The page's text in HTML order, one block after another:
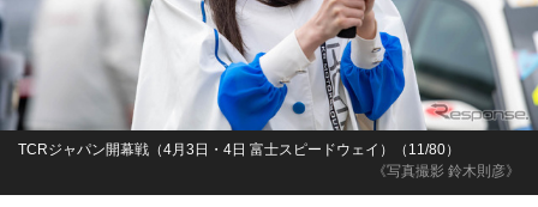
《写真撮影 鈴木則彦》
TCRジャパン開幕戦（4月3日・4日 富士スピードウェイ）（11/80）